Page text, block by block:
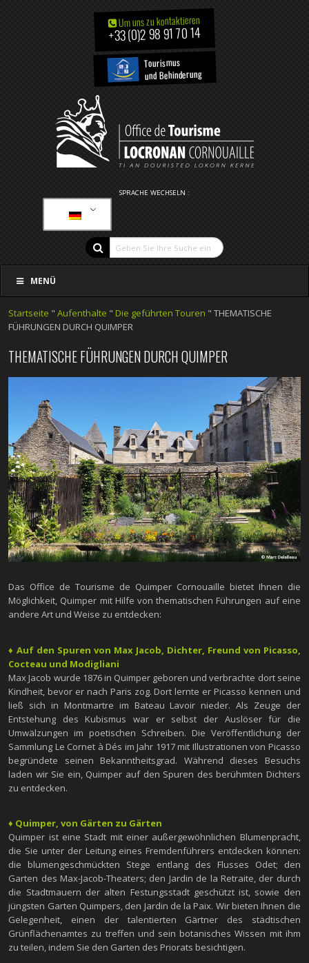
Um uns zu kontaktieren
+33 (0)2 98 91 70 14
Tourismus
und Behinderung
SPRACHE WECHSELN :
MENÜ
Startseite "Aufenthalte " Die geführten Touren "THEMATISCHE
FÜHRUNGEN DURCH QUIMPER
THEMATISCHE FÜHRUNGEN DURCH QUIMPER
Das Office de Tourisme de Quimper Cornouaille bietet Ihnen die
Möglichkeit, Quimper mit Hilfe von thematischen Führungen auf eine
andere Art und Weise zu entdecken:
♦ Auf den Spuren von Max Jacob, Dichter, Freund von Picasso,
Cocteau und Modigliani
Max Jacob wurde 1876 in Quimper geboren und verbrachte dort seine
Kindheit, bevor er nach Paris zog. Dort lernte er Picasso kennen und
ließ sich in Montmartre im Bateau Lavoir nieder. Als Zeuge der
Entstehung des Kubismus war er selbst der Auslöser für die
Umwälzungen im poetischen Schreiben. Die Veröffentlichung der
Sammlung Le Cornet à Dés im Jahr 1917 mit Illustrationen von Picasso
begründete seinen Bekanntheitsgrad. Während dieses Besuchs
laden wir Sie ein, Quimper auf den Spuren des berühmten Dichters
zu entdecken.
♦ Quimper, von Gärten zu Gärten
Quimper ist eine Stadt mit einer außergewöhnlichen Blumenpracht,
die Sie unter der Leitung eines Fremdenführers entdecken können:
die blumengeschmückten Stege entlang des Flusses Odet; den
Garten des Max-Jacob-Theaters; den Jardin de la Retraite, der durch
die Stadtmauern der alten Festungsstadt geschützt ist, sowie den
jüngsten Garten Quimpers, den Jardin de la Paix. Wir bieten Ihnen die
Gelegenheit, einen der talentierten Gärtner des städtischen
Grünflächenamtes zu treffen und sein botanisches Wissen mit ihm
zu teilen, indem Sie den Garten des Priorats besichtigen.